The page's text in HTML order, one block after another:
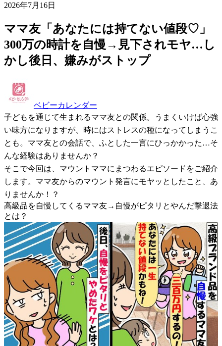
2026年7月16日
ママ友「あなたには持てない値段♡」
300万の時計を自慢→見下されモヤ…し
かし後日、嫌みがストップ
ベビーカレンダー
子どもを通じて生まれるママ友との関係。うまくいけば心強
い味方になりますが、時にはストレスの種になってしまうこ
とも。ママ友との会話で、ふとした一言にひっかかった…そ
んな経験はありませんか？
そこで今回は、マウントママにまつわるエピソードをご紹介
します。ママ友からのマウント発言にモヤッとしたこと、あ
りませんか！？
高級品を自慢してくるママ友→自慢がピタリとやんだ撃退法
とは？